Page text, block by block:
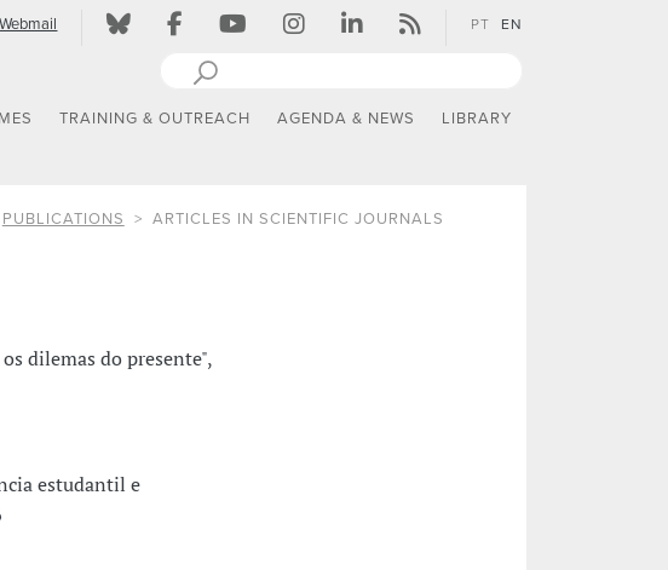
Webmail PT EN
TRAINING & OUTREACH AGENDA & NEWS LIBRARY
PUBLICATIONS ARTICLES IN SCIENTIFIC JOURNALS
dilemas do presente",
estudantil e